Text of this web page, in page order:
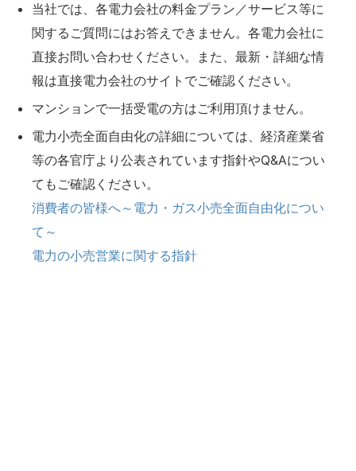
当社では、各電力会社の料金プラン／サービス等に
関するご質問にはお答えできません。各電力会社に
直接お問い合わせください。また、最新・詳細な情
報は直接電力会社のサイトでご確認ください。
マンションで一括受電の方はご利用頂けません。
電力小売全面自由化の詳細については、経済産業省
等の各官庁より公表されています指針やQ&Aについ
てもご確認ください。
消費者の皆様へ～電力・ガス小売全面自由化につい
て～
電力の小売営業に関する指針